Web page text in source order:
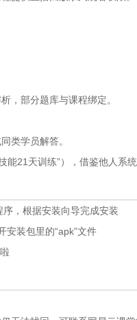
，部分题库与课程绑定。
类学员解答。
21天训练”），借鉴他人系统
，根据安装向导完成安装
安装包里的“apk”文件